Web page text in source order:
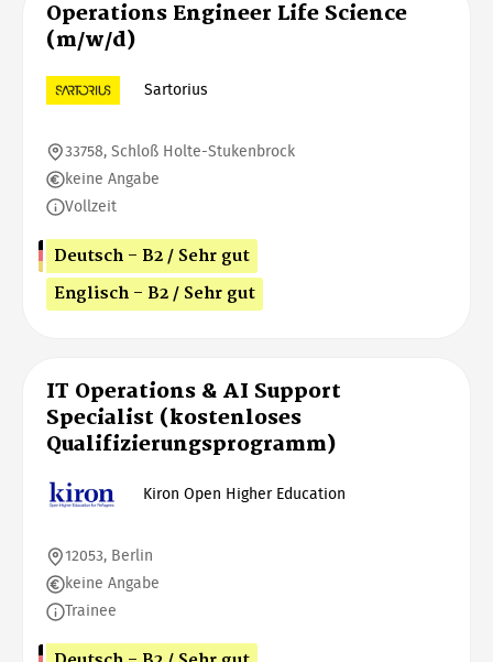
Operations Engineer Life Science
(m/w/d)
Sartorius
33758, Schloß Holte-Stukenbrock
keine Angabe
Vollzeit
Deutsch - B2 / Sehr gut
Englisch - B2 / Sehr gut
IT Operations & AI Support
Specialist (kostenloses
Qualifizierungsprogramm)
Kiron Open Higher Education
12053, Berlin
keine Angabe
Trainee